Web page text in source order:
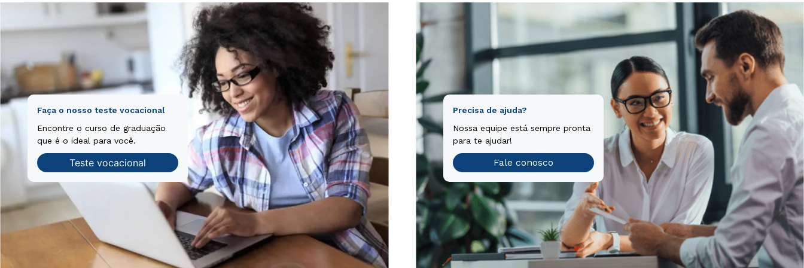
Faça o nosso teste vocacional
Encontre o curso de graduação
que é o ideal para você.
Teste vocacional
Precisa de ajuda?
Nossa equipe está sempre pronta
para te ajudar!
Fale conosco